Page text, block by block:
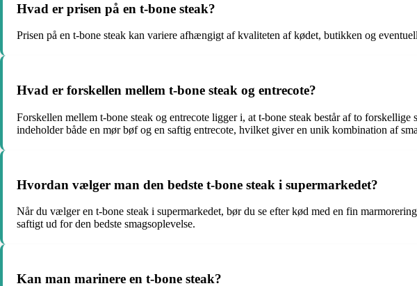
Hvad er prisen på en t-bone steak?
Prisen på en t-bone steak kan variere afhængigt af kvaliteten af kødet, butikken og
Hvad er forskellen mellem t-bone steak og entrecote?
Forskellen mellem t-bone steak og entrecote ligger i, at t-bone steak består af to
indeholder både en mør bøf og en saftig entrecote, hvilket giver en unik kombination af
Hvordan vælger man den bedste t-bone steak i supermarkedet?
Når du vælger en t-bone steak i supermarkedet, bør du se efter kød med en fin
saftigt ud for den bedste smagsoplevelse.
Kan man marinere en t-bone steak?